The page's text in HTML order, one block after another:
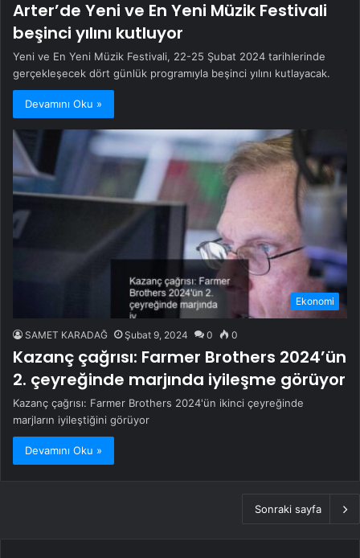
Arter’de Yeni ve En Yeni Müzik Festivali
beşinci yılını kutluyor
Yeni ve En Yeni Müzik Festivali, 22-25 Şubat 2024 tarihlerinde
gerçekleşecek dört günlük programıyla beşinci yılını kutlayacak.
Devamını Oku »
Ekonomi
SAMET KARADAĞ Şubat 9, 2024 0 0
Kazanç çağrısı: Farmer Brothers 2024’ün
2. çeyreğinde marjında ​​iyileşme görüyor
Kazanç çağrısı: Farmer Brothers 2024'ün ikinci çeyreğinde
marjların iyileştiğini görüyor
Devamını Oku »
Sonraki sayfa